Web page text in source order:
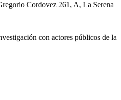
Cordovez 261, A, La Serena
con actores públicos de la